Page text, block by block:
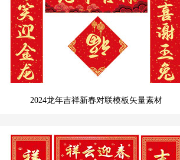
2024龙年吉祥新春对联模板矢量素材